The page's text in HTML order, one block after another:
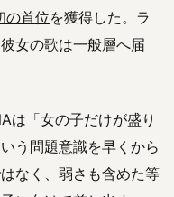
の首位を獲得した。ラ
女の歌は一般層へ届
は「女の子だけが盛り
う問題意識を早くから
なく、弱さも含めた等